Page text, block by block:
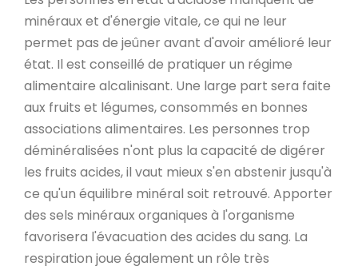
minéraux et d'énergie vitale, ce qui ne leur
permet pas de jeûner avant d'avoir amélioré leur
état. Il est conseillé de pratiquer un régime
alimentaire alcalinisant. Une large part sera faite
aux fruits et légumes, consommés en bonnes
associations alimentaires. Les personnes trop
déminéralisées n'ont plus la capacité de digérer
les fruits acides, il vaut mieux s'en abstenir jusqu'à
ce qu'un équilibre minéral soit retrouvé. Apporter
des sels minéraux organiques à l'organisme
favorisera l'évacuation des acides du sang. La
respiration joue également un rôle très